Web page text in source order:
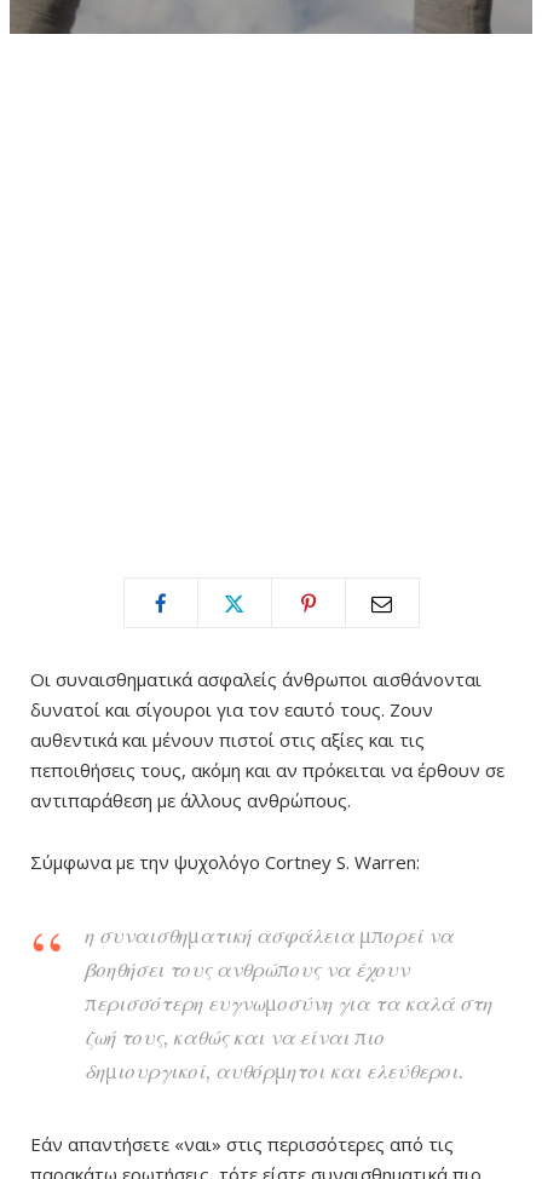
Οι συναισθηματικά ασφαλείς άνθρωποι αισθάνονται
δυνατοί και σίγουροι για τον εαυτό τους. Ζουν
αυθεντικά και μένουν πιστοί στις αξίες και τις
πεποιθήσεις τους, ακόμη και αν πρόκειται να έρθουν σε
αντιπαράθεση με άλλους ανθρώπους.
Σύμφωνα με την ψυχολόγο Cortney S. Warren:
η συναισθηματική ασφάλεια μπορεί να
βοηθήσει τους ανθρώπους να έχουν
περισσότερη ευγνωμοσύνη για τα καλά στη
ζωή τους, καθώς και να είναι πιο
δημιουργικοί, αυθόρμητοι και ελεύθεροι.
Εάν απαντήσετε «ναι» στις περισσότερες από τις
παρακάτω ερωτήσεις, τότε είστε συναισθηματικά πιο